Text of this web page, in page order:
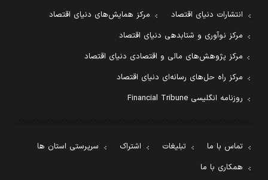
انتشارات دنیای اقتصاد
مرکز همایش‌های دنیای اقتصاد
مرکز نوآوری و شتابدهی دنیای اقتصاد
مرکز پژوهش‌های مالی و اقتصادی دنیای اقتصاد
مرکز راه حل‌های رسانه‌ای دنیای اقتصاد
روزنامه انگلیسی Financial Tribune
تماس با ما تبلیغات اشتراک
سرپرستی استان ها
همکاری با ما